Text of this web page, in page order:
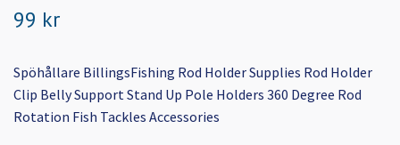
99 kr
Spöhållare BillingsFishing Rod Holder Supplies Rod Holder
Clip Belly Support Stand Up Pole Holders 360 Degree Rod
Rotation Fish Tackles Accessories